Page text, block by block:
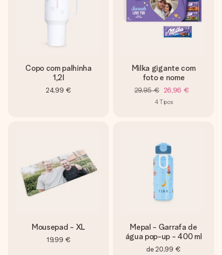
Copo com palhinha
1,2l
24,99 €
Milka gigante com
foto e nome
29,95 € 26,96 €
4Tipos
Mousepad - XL
19,99 €
Mepal - Garrafa de
água pop-up - 400 ml
de 20,99 €